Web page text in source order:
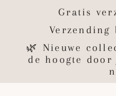
Gratis
Verzending
🌿 Nieuwe
de hoogte